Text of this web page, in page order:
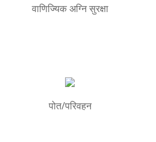
वाणिज्यिक अग्नि सुरक्षा
पोत/परिवहन